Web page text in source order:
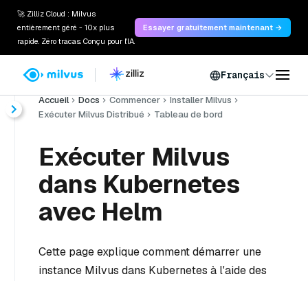
🚀 Zilliz Cloud : Milvus
entièrement géré - 10x plus
rapide. Zéro tracas. Conçu pour l'IA.
Essayer gratuitement maintenant →
Français
Accueil Docs Commencer
Installer Milvus
Exécuter Milvus Distribué
Tableau de bord
Exécuter Milvus
dans Kubernetes
avec Helm
Cette page explique comment démarrer une
instance Milvus dans Kubernetes à l'aide des